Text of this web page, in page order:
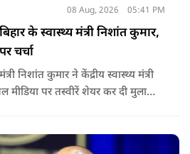
08 Aug, 2026 05:41 PM
के स्वास्थ्य मंत्री निशांत कुमार,
चर्चा
निशांत कुमार ने केंद्रीय स्वास्थ्य मंत्री
मीडिया पर तस्वीरें शेयर कर दी मुलाकात